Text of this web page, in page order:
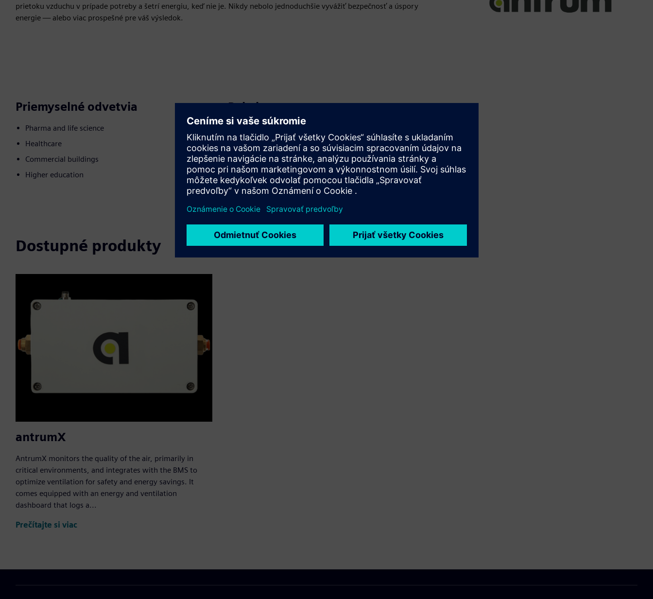
prietoku vzduchu v prípade potreby a šetrí energiu, keď nie je. Nikdy nebolo jednoduchšie vyvážiť bezpečnosť a úspory
energie — alebo viac prospešné pre váš výsledok.
Priemyselné odvetvia
Pharma and life science
Healthcare
Commercial buildings
Higher education
Pohyb
Rozširuje alebo nadväzuje na produkt/riešenie Siemens
Xcelerator, vytvorením nového produktu, alebo vytvára
nové zákaznícke riešenie integráciou produktu Siemens
Xcelerator a vlastného produktu
Dostupné produkty
antrumX
AntrumX monitors the quality of the air, primarily in
critical environments, and integrates with the BMS to
optimize ventilation for safety and energy savings. It
comes equipped with an energy and ventilation
dashboard that logs a...
Prečítajte si viac